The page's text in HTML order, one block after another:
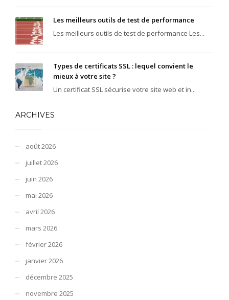
Les meilleurs outils de test de performance
Les meilleurs outils de test de performance Les...
Types de certificats SSL : lequel convient le
mieux à votre site ?
Un certificat SSL sécurise votre site web et in...
ARCHIVES
août 2026
juillet 2026
juin 2026
mai 2026
avril 2026
mars 2026
février 2026
janvier 2026
décembre 2025
novembre 2025